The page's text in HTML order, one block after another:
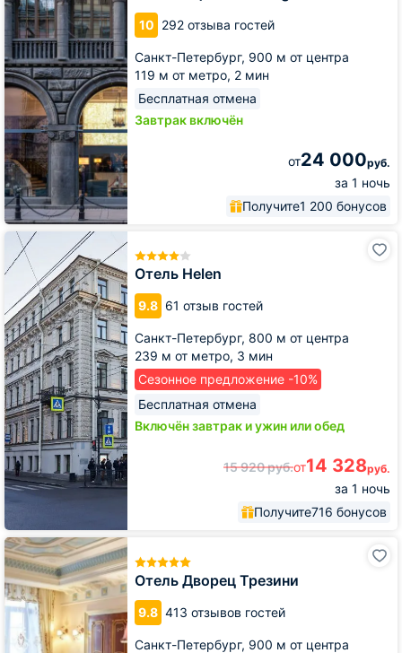
10 292 отзыва гостей
Санкт-Петербург, 900 м от центра
119 м от метро, 2 мин
Бесплатная отмена
Завтрак включён
от24 000руб.
за 1 ночь
Получите1 200 бонусов
Отель Helen
9.8 61 отзыв гостей
Санкт-Петербург, 800 м от центра
239 м от метро, 3 мин
Сезонное предложение -10%
Бесплатная отмена
Включён завтрак и ужин или обед
15 920руб.от14 328руб.
за 1 ночь
Получите716 бонусов
Отель
Helen
Отель Дворец Трезини
9.8 413 отзывов гостей
Санкт-Петербург, 900 м от центра
Отель
Дворец
Трезини